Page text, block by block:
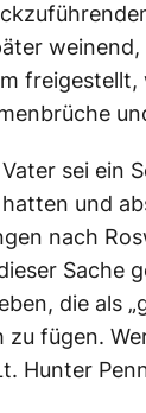
sei ein
und
nach
Sache
die als
zu fügen.
Hunter